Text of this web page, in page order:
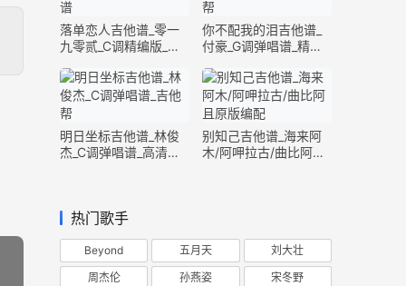
落单恋人吉他谱_零一
九零贰_C调精编版_弹
你不配我的泪吉他谱_
付豪_G调弹唱谱_精编
明日坐标吉他谱_林俊
杰_C调弹唱谱_高清完
别知己吉他谱_海来阿
木/阿呷拉古/曲比阿且
热门歌手
Beyond 五月天 刘大壮
周杰伦 孙燕姿 宋冬野